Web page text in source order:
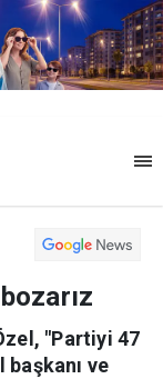
"Partiyi 47
başkanı ve